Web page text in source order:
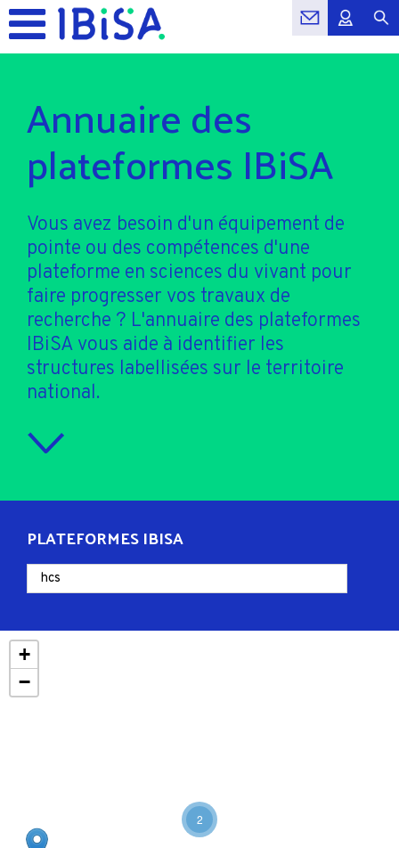
Annuaire des
plateformes IBiSA
Vous avez besoin d'un équipement de
pointe ou des compétences d'une
plateforme en sciences du vivant pour
faire progresser vos travaux de
recherche ? L'annuaire des plateformes
IBiSA vous aide à identifier les
structures labellisées sur le territoire
national.
PLATEFORMES IBISA
2
+
−